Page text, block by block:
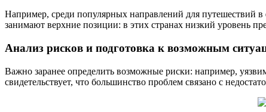
Например, среди популярных направлений для путешествий
занимают верхние позиции: в этих странах низкий уровень
Анализ рисков и подготовка к возможным
Важно заранее определить возможные риски: например,
свидетельствует, что большинство проблем связано с